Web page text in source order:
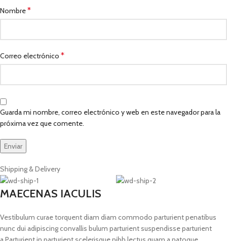
Nombre*
Correo electrónico *
Guarda mi nombre, correo electrónico y web en este navegador para la
próxima vez que comente.
Shipping & Delivery
MAECENAS IACULIS
Vestibulum curae torquent diam diam commodo parturient penatibus
nunc dui adipiscing convallis bulum parturient suspendisse parturient